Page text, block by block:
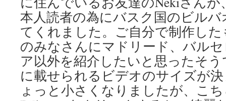
本人読者の為にバスク国のビル
てくれました。ご自分で制作し
のみなさんにマドリード、バル
ア以外を紹介したいと思ったそ
に載せられるビデオのサイズが
ょっと小さくなりましたが、